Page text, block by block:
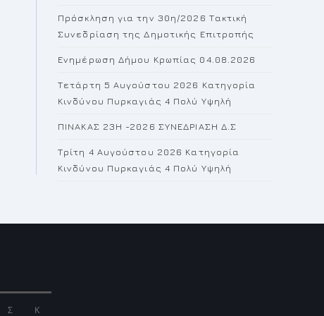
Πρόσκληση για την 30η/2026 Τακτική
Συνεδρίαση της Δημοτικής Επιτροπής
Ενημέρωση Δήμου Κρωπίας 04.08.2026
Τετάρτη 5 Αυγούστου 2026 Κατηγορία
Κινδύνου Πυρκαγιάς 4 Πολύ Υψηλή
ΠΙΝΑΚΑΣ 23H -2026 ΣΥΝΕΔΡΙΑΣΗ Δ.Σ
Τρίτη 4 Αυγούστου 2026 Κατηγορία
Κινδύνου Πυρκαγιάς 4 Πολύ Υψηλή
Σ Κ